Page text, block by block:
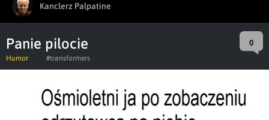
Kanclerz Palpatine
Panie pilocie 0
Humor #transformers